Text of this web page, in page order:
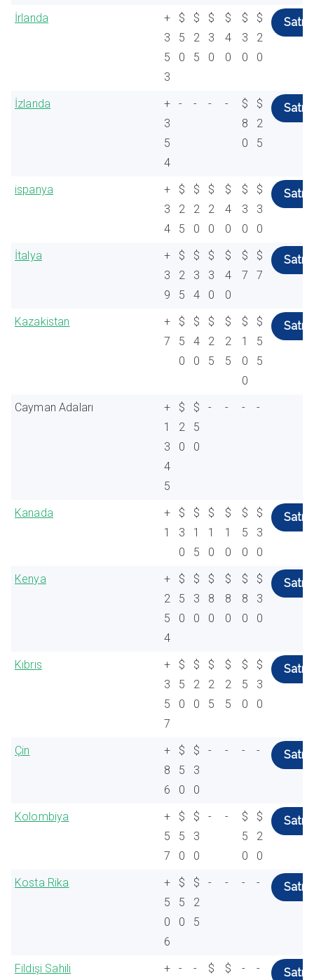
İrlanda
+
3
5
3
$
5
0
$
2
5
$
3
0
$
4
0
$
3
0
$
2
0
Satın
İzlanda
+
3
5
4
- - - -
$
8
0
$
2
5
Satın
ispanya
+
3
4
$
2
5
$
2
0
$
2
0
$
4
0
$
3
0
$
3
0
Satın
İtalya
+
3
9
$
2
5
$
3
4
$
3
0
$
4
0
$
7
$
7
Satın
Kazakistan
+
7
$
5
0
$
4
0
$
2
5
$
2
5
$
1
0
0
$
5
5
Satın
Cayman Adaları
+
1
3
4
5
$
2
0
$
5
0
- - - -
Kanada
+
1
$
3
0
$
1
5
$
1
0
$
1
0
$
5
0
$
3
0
Satın
Kenya
+
2
5
4
$
5
0
$
3
0
$
8
0
$
8
0
$
8
0
$
3
0
Satın
Kıbrıs
+
3
5
7
$
5
0
$
2
0
$
2
5
$
2
5
$
5
0
$
3
0
Satın
Çin
+
8
6
$
5
0
$
3
0
- - - - Satın
Kolombiya
+
5
7
$
5
0
$
3
0
- -
$
5
0
$
2
0
Satın
Kosta Rika
+
5
0
6
$
5
0
$
2
5
- - - - Satın
Fildişi Sahili
+
- -
$
$
- - Satın